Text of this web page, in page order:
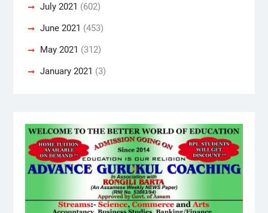
July 2021 (602)
June 2021 (453)
May 2021 (312)
January 2021 (3)